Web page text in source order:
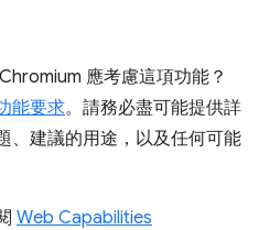
應考慮這項功能？
能要求。請務必盡可能提供詳
、建議的用途，以及任何可能
Web Capabilities